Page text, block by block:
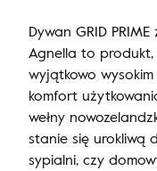
Dywan GRID
Agnella to
wyjątkowo
komfort
wełny
stanie się urokliwą
sypialni, czy